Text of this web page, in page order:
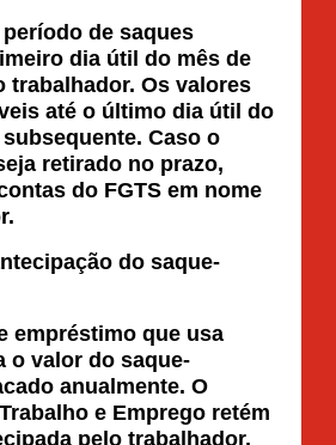
de saques
dia útil do mês de
trabalhador. Os valores
até o último dia útil do
Caso o
retirado no prazo,
do FGTS em nome
do saque-
empréstimo que usa
o valor do saque-
anualmente. O
e Emprego retém
pelo trabalhador,